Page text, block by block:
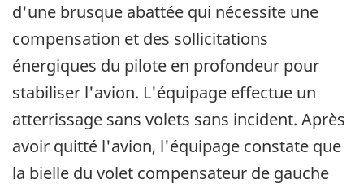
d'une brusque abattée qui nécessite une
compensation et des sollicitations
énergiques du pilote en profondeur pour
stabiliser l'avion. L'équipage effectue un
atterrissage sans volets sans incident. Après
avoir quitté l'avion, l'équipage constate que
la bielle du volet compensateur de gauche